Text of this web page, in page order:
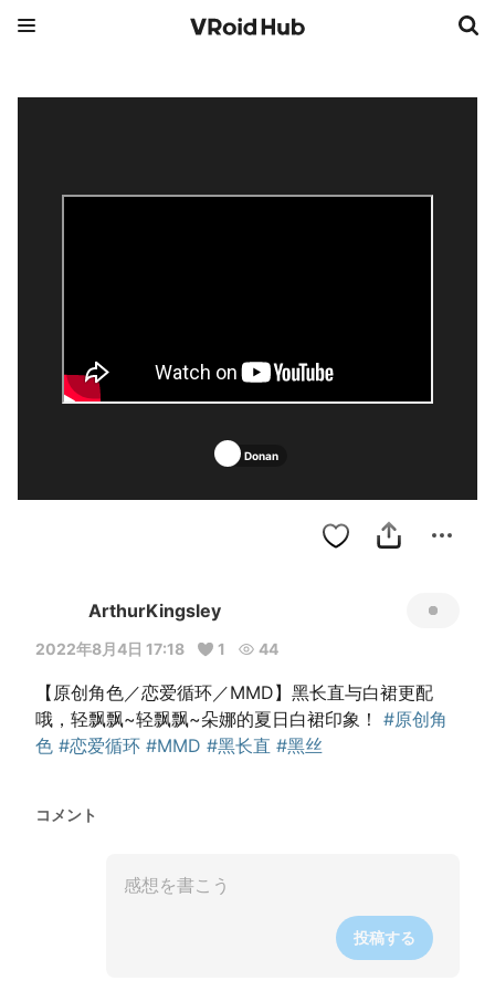
Donan
ArthurKingsley
2022年8月4日 17:18 1 44
【原创角色／恋爱循环／MMD】黑长直与白裙更配
哦，轻飘飘~轻飘飘~朵娜的夏日白裙印象！ #原创角
色 #恋爱循环 #MMD #黑长直 #黑丝
コメント
投稿する